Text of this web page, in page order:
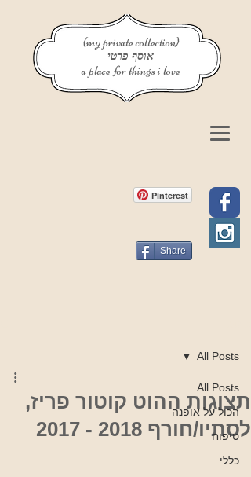
{my private collection}
אוסף פרטי
a place for things i love
Pinterest
Share
All Posts
הכול על אופנה
טיפוח
כללי
All Posts
תצוגות ההוט קוטור פריז,
לסתיו/חורף 2018 - 2017